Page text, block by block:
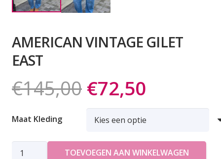
AMERICAN VINTAGE GILET
EAST
€145,00
prijs
was:
€145,00.
€72,50
prijs
is:
€72,50.
Maat Kleding
AMERICAN
TOEVOEGEN AAN WINKELWAGEN